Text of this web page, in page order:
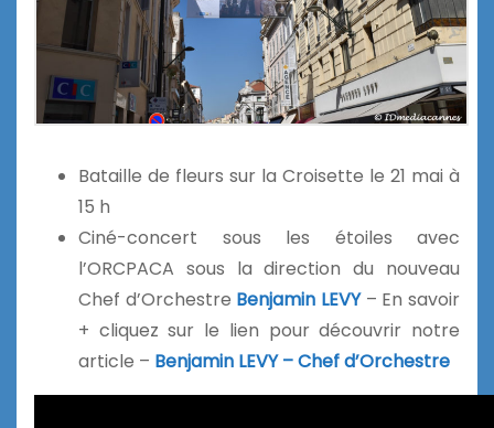
Bataille de fleurs sur la Croisette le 21 mai à
15 h
Ciné-concert sous les étoiles avec
l’ORCPACA sous la direction du nouveau
Chef d’Orchestre Benjamin LEVY– En savoir
+ cliquez sur le lien pour découvrir notre
article – Benjamin LEVY – Chef d’Orchestre